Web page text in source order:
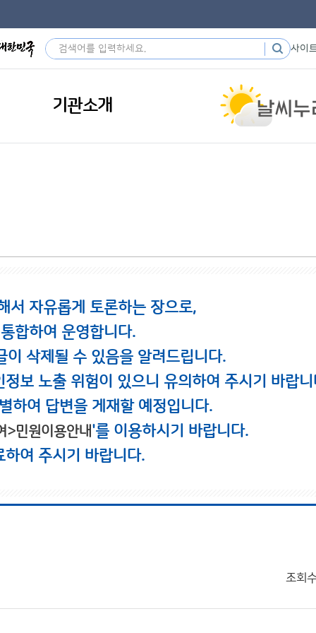
사이
기관소개
서 자유롭게 토론하는 장으로,
합하여 운영합니다.
삭제될 수 있음을 알려드립니다.
보 노출 위험이 있으니 유의하여 주시기 바랍니
하여 답변을 게재할 예정입니다.
>민원이용안내'를 이용하시기 바랍니다.
여 주시기 바랍니다.
조회